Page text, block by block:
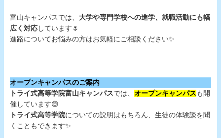
富山キャンパスでは、 大学や専門学校への進学、就職活動にも幅
広く対応 しています🌷
進路についてお悩みの方はお気軽にご相談ください✨
オープンキャンパスのご案内
トライ式高等学院富山キャンパスでは、 オープンキャンパス も開
催しています😊
トライ式高等学院についての説明はもちろん、生徒の体験談を聞
くこともできます✨